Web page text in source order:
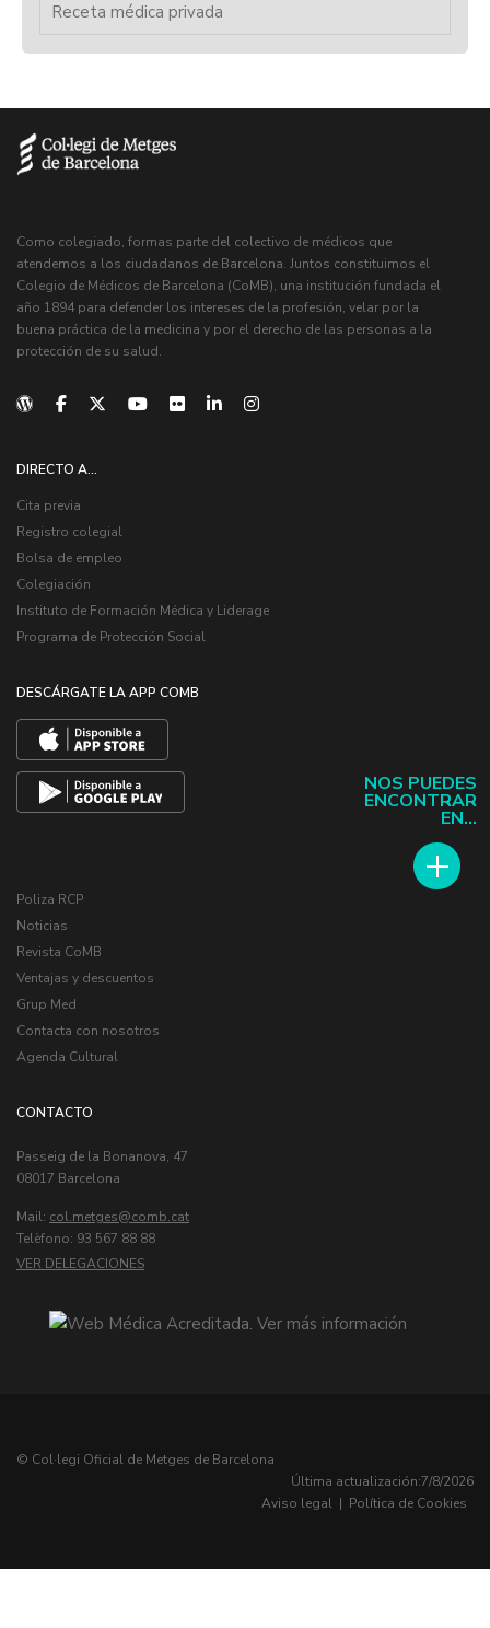
NOS PUEDES
ENCONTRAR
EN...
Receta médica privada
Como colegiado, formas parte del colectivo de médicos que
atendemos a los ciudadanos de Barcelona. Juntos constituimos el
Colegio de Médicos de Barcelona (CoMB), una institución fundada el
año 1894 para defender los intereses de la profesión, velar por la
buena práctica de la medicina y por el derecho de las personas a la
protección de su salud.
DIRECTO A...
Cita previa
Registro colegial
Bolsa de empleo
Colegiación
Instituto de Formación Médica y Liderage
Programa de Protección Social
DESCÁRGATE LA APP COMB
Poliza RCP
Noticias
Revista CoMB
Ventajas y descuentos
Grup Med
Contacta con nosotros
Agenda Cultural
CONTACTO
Passeig de la Bonanova, 47
08017 Barcelona
Mail: col.metges
Telèfono: 93 567 88 88
VER DELEGACIONES
© Col·legi Oficial de Metges de Barcelona
Última actualización:7/8/2026
Aviso legal | Política de Cookies